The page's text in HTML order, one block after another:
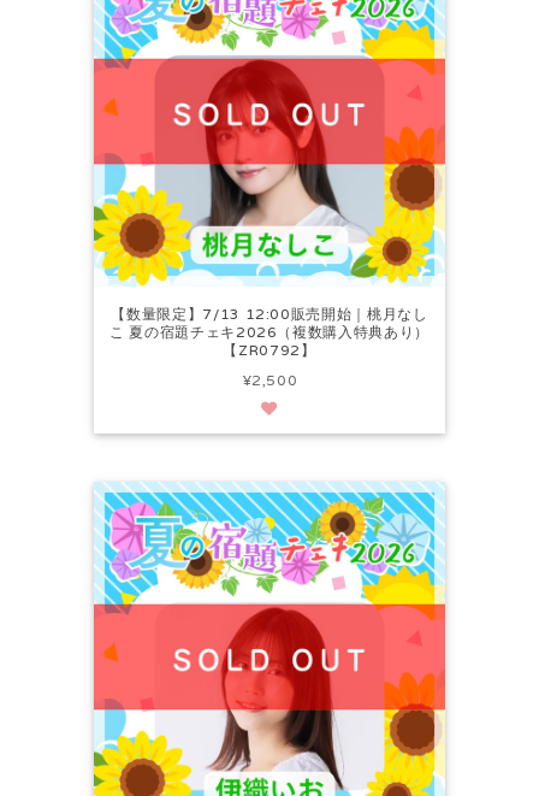
【数量限定】7/13 12:00販売開始｜桃月なし
こ 夏の宿題チェキ2026（複数購入特典あり）
【ZR0792】
¥2,500